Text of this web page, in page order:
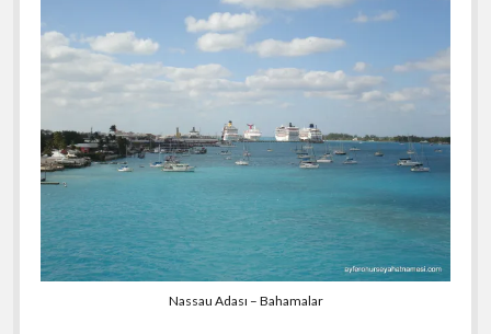
Nassau Adası – Bahamalar